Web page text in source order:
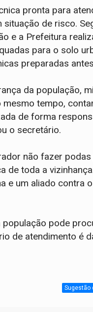
pronta para
de risco.
e a Prefeitura
para o solo
preparadas
da população,
tempo,
de forma
o secretário.
não fazer
toda a
e um aliado contra
pode
de atendimento é
Sugestão